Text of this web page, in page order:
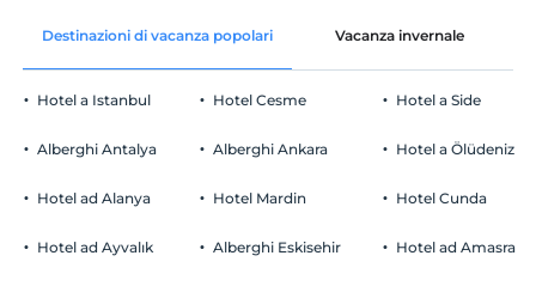
Parcheggio (in loco)
animale domestico
figli
1 bambino/i fino all'età di 6 per camera non pagano
Prenotazione prioritaria nei ristoranti à la
carte
Dolcetto per biscotti
Destinazioni di vacanza popolari Vacanza invernale
Hotel a Istanbul
Alberghi Antalya
Hotel ad Alanya
Hotel ad Ayvalık
Hotel Cesme
Alberghi Ankara
Hotel Mardin
Alberghi Eskisehir
Hotel a Side
Hotel a Ölüdeniz
Hotel Cunda
Hotel ad Amasra